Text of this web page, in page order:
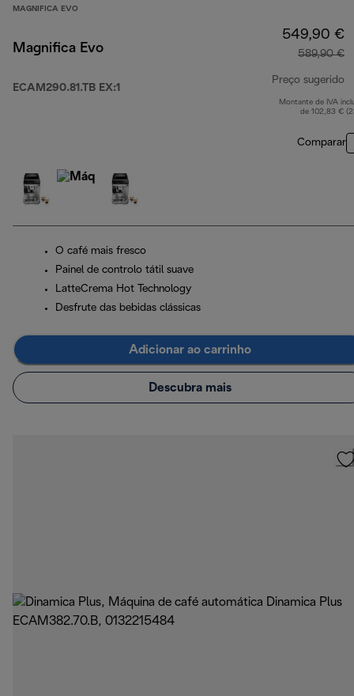
MAGNIFICA EVO
Magnifica Evo
ECAM290.81.TB EX:1
549,90 €
589,90 €
Preço sugerido
Montante de IVA
de 102,83 €
Comparar
O café mais fresco
Painel de controlo tátil suave
LatteCrema Hot Technology
Desfrute das bebidas clássicas
Adicionar ao carrinho
Descubra mais